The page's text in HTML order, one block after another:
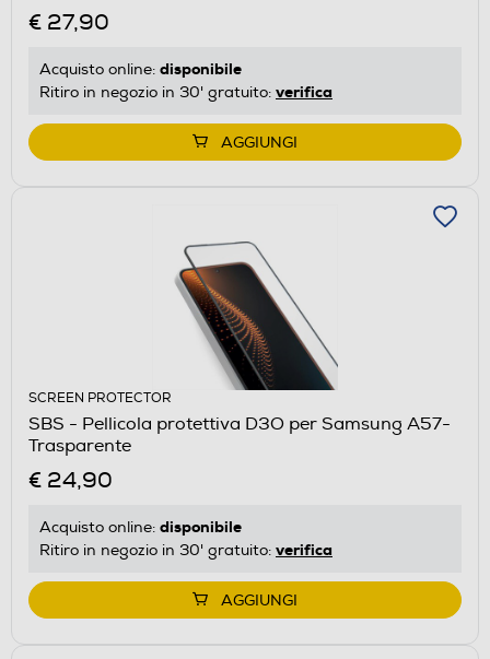
€ 27,90
Acquisto online: disponibile
Ritiro in negozio in 30' gratuito: verifica
AGGIUNGI
SCREEN PROTECTOR
SBS - Pellicola protettiva D3O per Samsung A57-
Trasparente
€ 24,90
Acquisto online: disponibile
Ritiro in negozio in 30' gratuito: verifica
AGGIUNGI